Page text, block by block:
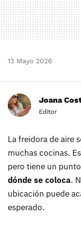
13 Mayo 2026
Joana
Editor
La freidora de aire
muchas cocinas.
pero tiene un
dónde se coloca.
ubicación puede
esperado.